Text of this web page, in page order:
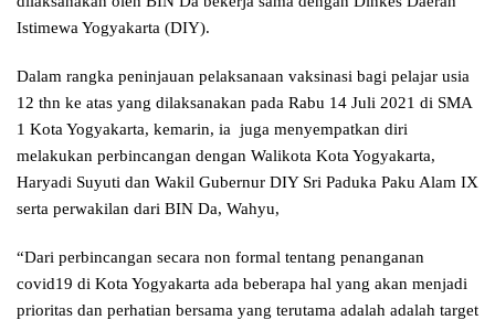
Istimewa Yogyakarta (DIY).
Dalam rangka peninjauan pelaksanaan vaksinasi bagi pelajar usia
12 thn ke atas yang dilaksanakan pada Rabu 14 Juli 2021 di SMA
1 Kota Yogyakarta, kemarin, ia juga menyempatkan diri
melakukan perbincangan dengan Walikota Kota Yogyakarta,
Haryadi Suyuti dan Wakil Gubernur DIY Sri Paduka Paku Alam IX
serta perwakilan dari BIN Da, Wahyu,
“Dari perbincangan secara non formal tentang penanganan
covid19 di Kota Yogyakarta ada beberapa hal yang akan menjadi
prioritas dan perhatian bersama yang terutama adalah adalah target